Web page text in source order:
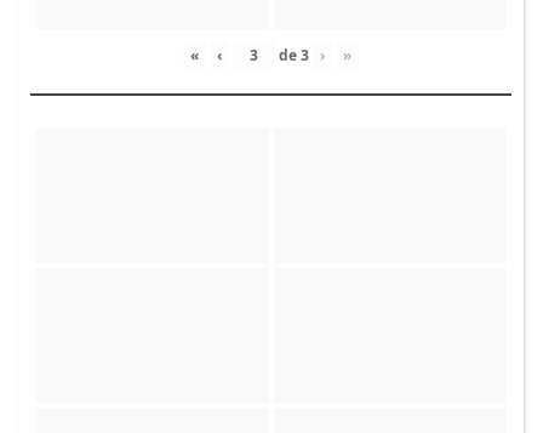
« ‹ de3 › »